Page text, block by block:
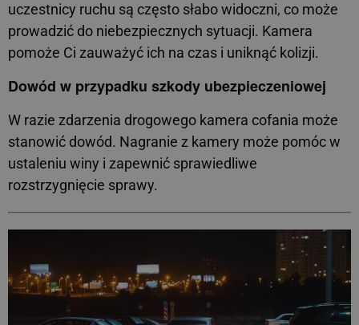
uczestnicy ruchu są często słabo widoczni, co może
prowadzić do niebezpiecznych sytuacji. Kamera
pomoże Ci zauważyć ich na czas i uniknąć kolizji.
Dowód w przypadku szkody ubezpieczeniowej
W razie zdarzenia drogowego kamera cofania może
stanowić dowód. Nagranie z kamery może pomóc w
ustaleniu winy i zapewnić sprawiedliwe
rozstrzygnięcie sprawy.